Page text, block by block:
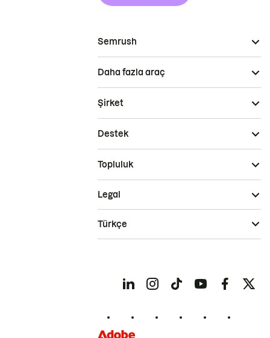
Semrush
Daha fazla araç
Şirket
Destek
Topluluk
Legal
Türkçe